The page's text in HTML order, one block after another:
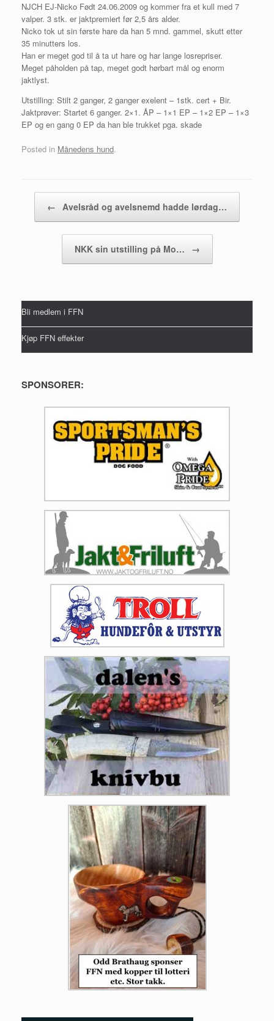
NJCH EJ-Nicko Født 24.06.2009 og kommer fra et kull med 7
valper. 3 stk. er jaktpremiert før 2,5 års alder.
Nicko tok ut sin første hare da han 5 mnd. gammel, skutt etter
35 minutters los.
Han er meget god til å ta ut hare og har lange losrepriser.
Meget påholden på tap, meget godt hørbart mål og enorm
jaktlyst.
Utstilling: Stilt 2 ganger, 2 ganger exelent – 1stk. cert + Bir.
Jaktprøver: Startet 6 ganger. 2×1. ÅP – 1×1 EP – 1×2 EP – 1×3
EP og en gang 0 EP da han ble trukket pga. skade
Posted in Månedens hund.
← Avelsråd og avelsnemd hadde lørdag…
NKK sin utstilling på Mo… →
Bli medlem i FFN
Kjøp FFN effekter
SPONSORER: